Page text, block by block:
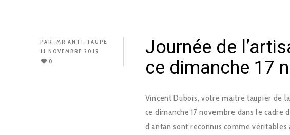
PAR :MR ANTI-TAUPE
11 NOVEMBRE 2019
0
Journée de
ce dimanche 17
Vincent Dubois, votre maitre taupier de
ce dimanche 17 novembre dans le cadre
d’antan sont reconnus comme